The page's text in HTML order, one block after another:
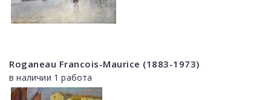
Roganeau Francois-Maurice (1883-1973)
в наличии 1 работа